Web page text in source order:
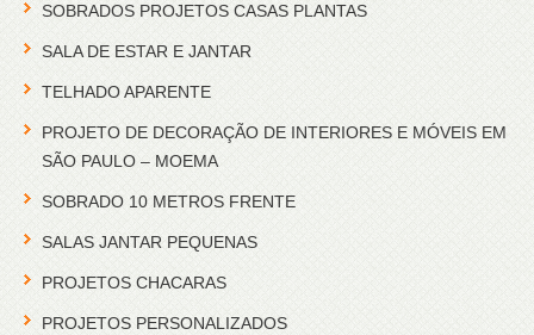
SOBRADOS PROJETOS CASAS PLANTAS
SALA DE ESTAR E JANTAR
TELHADO APARENTE
PROJETO DE DECORAÇÃO DE INTERIORES E MÓVEIS EM
SÃO PAULO – MOEMA
SOBRADO 10 METROS FRENTE
SALAS JANTAR PEQUENAS
PROJETOS CHACARAS
PROJETOS PERSONALIZADOS